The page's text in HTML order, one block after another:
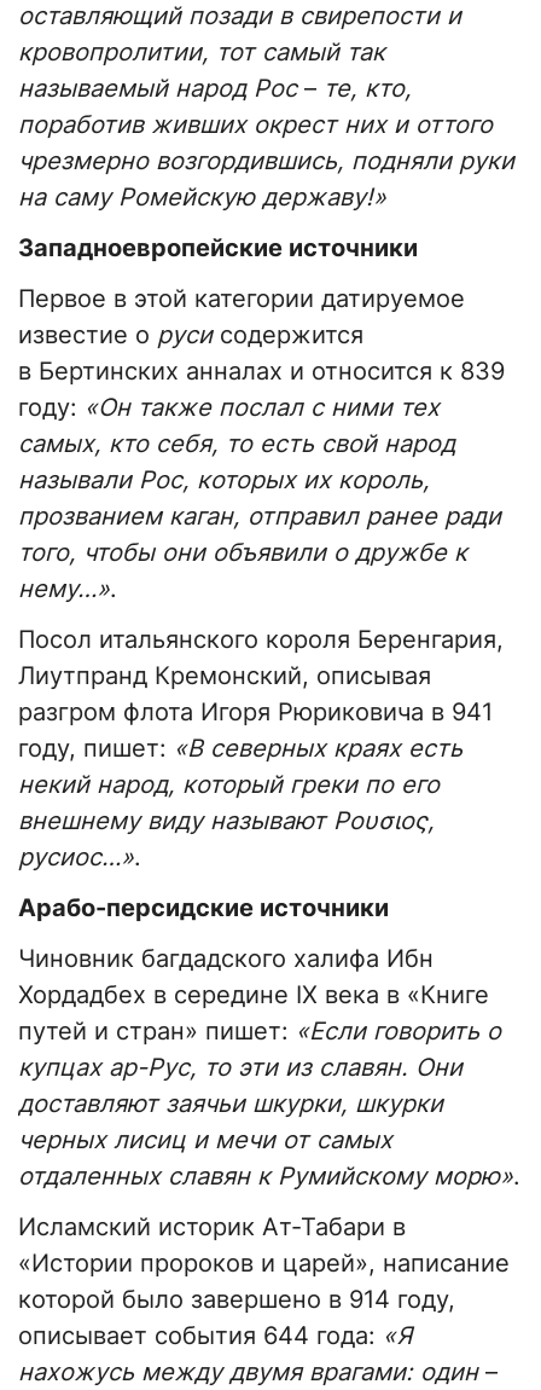
оставляющий позади в свирепости и
кровопролитии, тот самый так
называемый народ Рос– те, кто,
поработив живших окрест них и оттого
чрезмерно возгордившись, подняли руки
на саму Ромейскую державу!»
Западноевропейские источники
Первое в этой категории датируемое
известие о русисодержится
в Бертинских анналах и относится к 839
году: «Он также послал с ними тех
самых, кто себя, то есть свой народ
называли Рос, которых их король,
прозванием каган, отправил ранее ради
того, чтобы они объявили о дружбе к
нему…».
Посол итальянского короля Беренгария,
Лиутпранд Кремонский, описывая
разгром флота Игоря Рюриковича в 941
году, пишет: «В северных краях есть
некий народ, который греки по его
внешнему виду называют Ρουσιος,
русиос…».
Арабо-персидские источники
Чиновник багдадского халифа Ибн
Хордадбех в середине IX века в «Книге
путей и стран» пишет: «Если говорить о
купцах ар-Рус, то эти из славян. Они
доставляют заячьи шкурки, шкурки
черных лисиц и мечи от самых
отдаленных славян к Румийскому морю».
Исламский историк Ат-Табари в
«Истории пророков и царей», написание
которой было завершено в 914 году,
описывает события 644 года: «Я
нахожусь между двумя врагами: один –